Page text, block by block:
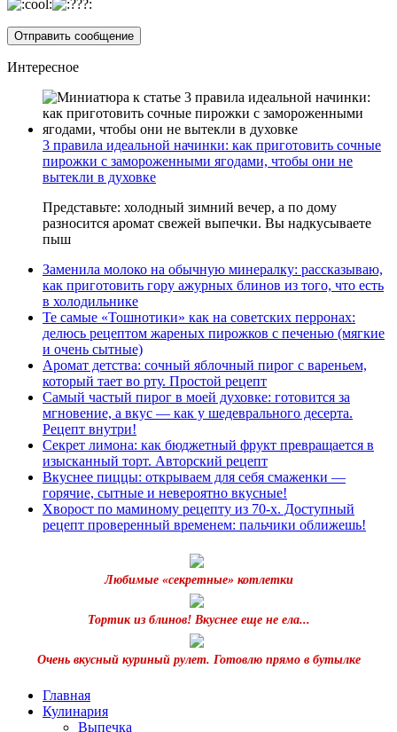
Интересное
3 правила идеальной начинки: как приготовить сочные
пирожки с замороженными ягодами, чтобы они не
вытекли в духовке
Представьте: холодный зимний вечер, а по дому
разносится аромат свежей выпечки. Вы надкусываете
пыш
Заменила молоко на обычную минералку: рассказываю,
как приготовить гору ажурных блинов из того, что есть
в холодильнике
Те самые «Тошнотики» как на советских перронах:
делюсь рецептом жареных пирожков с печенью (мягкие
и очень сытные)
Аромат детства: сочный яблочный пирог с вареньем,
который тает во рту. Простой рецепт
Самый частый пирог в моей духовке: готовится за
мгновение, а вкус — как у шедеврального десерта.
Рецепт внутри!
Секрет лимона: как бюджетный фрукт превращается в
изысканный торт. Авторский рецепт
Вкуснее пиццы: открываем для себя смаженки —
горячие, сытные и невероятно вкусные!
Хворост по маминому рецепту из 70-х. Доступный
рецепт проверенный временем: пальчики оближешь!
Любимые «секретные» котлетки
Тортик из блинов! Вкуснее еще не ела...
Очень вкусный куриный рулет. Готовлю прямо в бутылке
Главная
Кулинария
Выпечка